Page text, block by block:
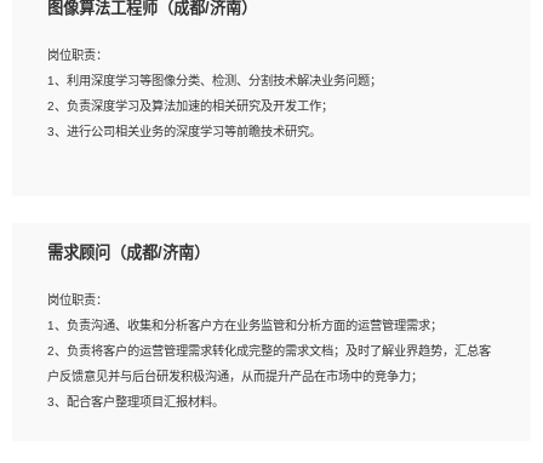
种常用框架和技术Springboot、Shiro、springcloud等；熟悉Linux常用命令和了解
常用脚本语言，较丰富的线上系统运维经验，复杂问题排查思路清晰。
相关的解决方案，包括视频分析、图像识别、NLP、OCR、机器学习等；
AI算法框架，对人脸识别、目标检测、图像识别、OCR、NLP等AI算法有深刻理
解。具有AI平台级产品/解决方案从业经验者优先。具有大数据技术背景者优先；
6、具备良好的客户意识与沟通能力，善于学习思考、创新与团队协作，认真负责、
执行力与抗压力强。
图像算法工程师（成都/济南）
岗位职责：
1、利用深度学习等图像分类、检测、分割技术解决业务问题；
2、负责深度学习及算法加速的相关研究及开发工作；
3、进行公司相关业务的深度学习等前瞻技术研究。
2、2年以上图像处理开发经验，熟悉python和spark开发；
建深度学习系统环境；
4、熟悉OPENCV、HALCON等常用图像处理软件，熟练进行图像处理；
5、熟悉主流的分类算法、聚类算法和关联分析算法原理，能熟练使用神经网络算法
的进行业务建模；
6、对OCR领域有深入的研究，熟悉模型调参，压缩和整型化方法；
需求顾问（成都/济南）
岗位职责：
1、负责沟通、收集和分析客户方在业务监管和分析方面的运营管理需求；
2、负责将客户的运营管理需求转化成完整的需求文档；及时了解业界趋势，汇总客
户反馈意见并与后台研发积极沟通，从而提升产品在市场中的竞争力；
3、配合客户整理项目汇报材料。